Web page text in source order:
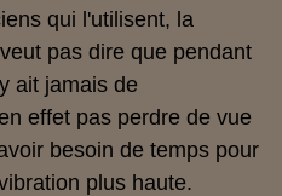
qui l'utilisent, la
pas dire que pendant
ait jamais de
effet pas perdre de vue
besoin de temps pour
plus haute.